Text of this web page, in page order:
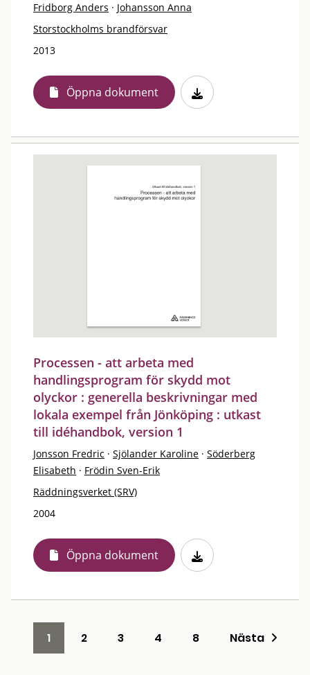
Fridborg Anders · Johansson Anna
Storstockholms brandförsvar
2013
Öppna dokument
Processen - att arbeta med
handlingsprogram för skydd mot
olyckor : generella beskrivningar med
lokala exempel från Jönköping : utkast
till idéhandbok, version 1
Jonsson Fredric · Sjölander Karoline · Söderberg
Elisabeth · Frödin Sven-Erik
Räddningsverket (SRV)
2004
Öppna dokument
1 2 3 4 8 Nästa